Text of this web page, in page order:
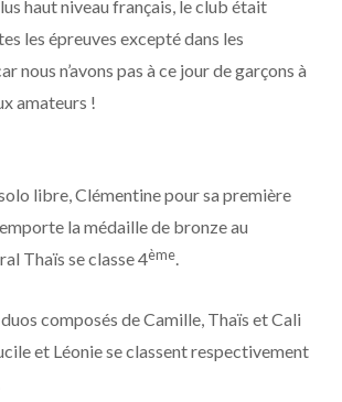
haut niveau français, le club était
les épreuves excepté dans les
nous n’avons pas à ce jour de garçons à
amateurs !
libre, Clémentine pour sa première
la médaille de bronze au
Thaïs se classe 4ème.
composés de Camille, Thaïs et Cali
et Léonie se classent respectivement